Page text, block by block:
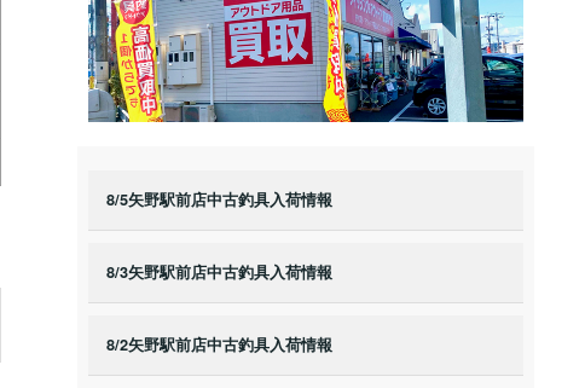
8/5矢野駅前店中古釣具入荷情報
8/3矢野駅前店中古釣具入荷情報
8/2矢野駅前店中古釣具入荷情報